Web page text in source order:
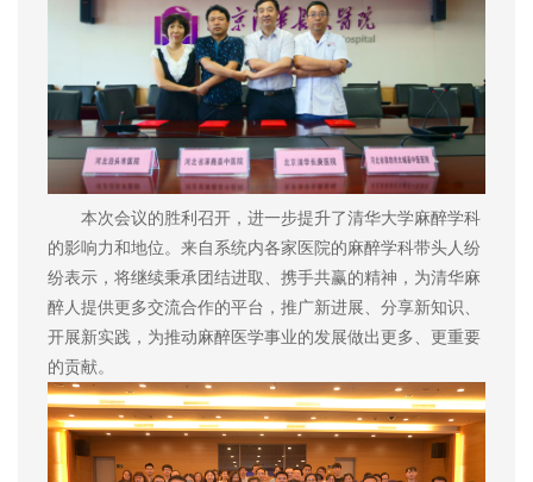
本次会议的胜利召开，进一步提升了清华大学麻醉学科
的影响力和地位。来自系统内各家医院的麻醉学科带头人纷
纷表示，将继续秉承团结进取、携手共赢的精神，为清华麻
醉人提供更多交流合作的平台，推广新进展、分享新知识、
开展新实践，为推动麻醉医学事业的发展做出更多、更重要
的贡献。